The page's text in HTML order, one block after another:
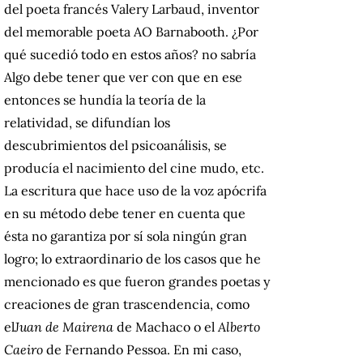
del poeta francés Valery Larbaud, inventor
del memorable poeta AO Barnabooth. ¿Por
qué sucedió todo en estos años? no sabría
Algo debe tener que ver con que en ese
entonces se hundía la teoría de la
relatividad, se difundían los
descubrimientos del psicoanálisis, se
producía el nacimiento del cine mudo, etc.
La escritura que hace uso de la voz apócrifa
en su método debe tener en cuenta que
ésta no garantiza por sí sola ningún gran
logro; lo extraordinario de los casos que he
mencionado es que fueron grandes poetas y
creaciones de gran trascendencia, como
elJuan de Mairena de Machaco o elAlberto
Caeiro de Fernando Pessoa. En mi caso,